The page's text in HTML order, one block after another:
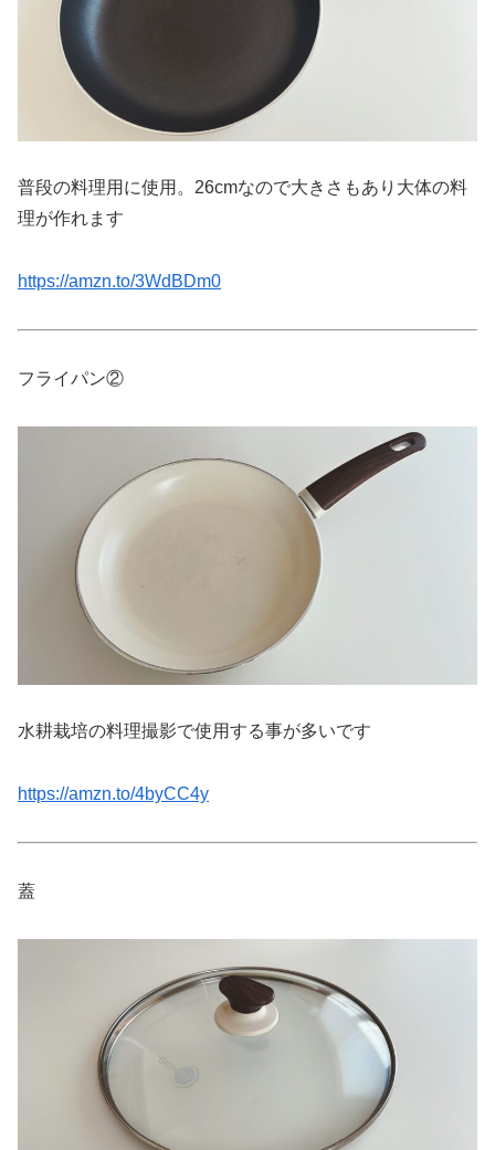
普段の料理用に使用。26cmなので大きさもあり大体の料
理が作れます
https://amzn.to/3WdBDm0
フライパン②
水耕栽培の料理撮影で使用する事が多いです
https://amzn.to/4byCC4y
蓋